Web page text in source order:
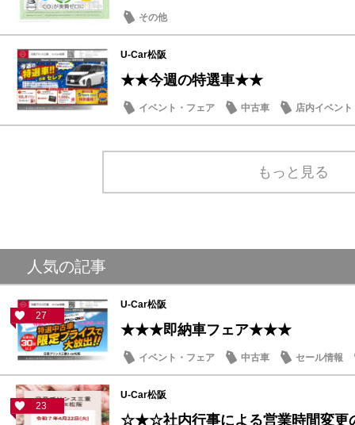
その他
U-Car松阪
★★今週の特選車★★
イベント・フェア 中古車 店内イベント
もっと見る
人気の記事
27
U-Car松阪
★★★即納車フェア★★★
イベント・フェア 中古車 セール情報
23
U-Car松阪
☆★☆社内行事による営業時間変